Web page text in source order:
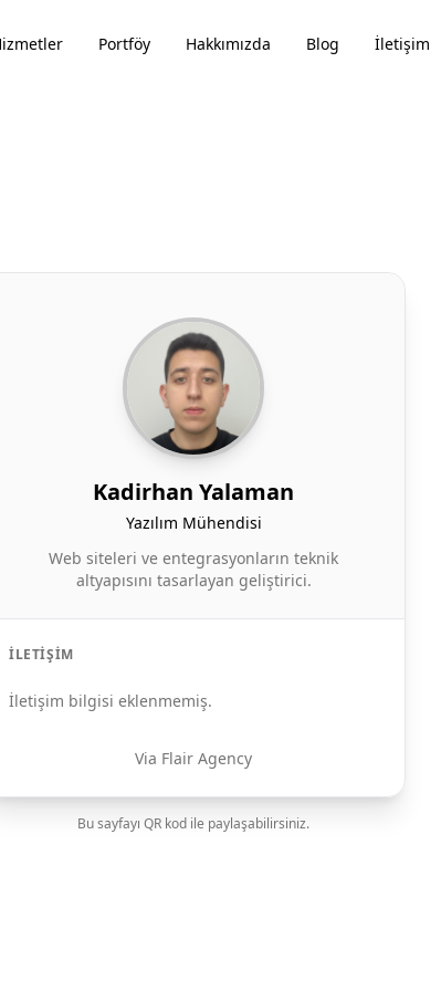
Portföy Hakkımızda Blog İletişim
Kadirhan Yalaman
Yazılım Mühendisi
Web siteleri ve entegrasyonların teknik
altyapısını tasarlayan geliştirici.
İLETIŞIM
İletişim bilgisi eklenmemiş.
Via Flair Agency
Bu sayfayı QR kod ile paylaşabilirsiniz.